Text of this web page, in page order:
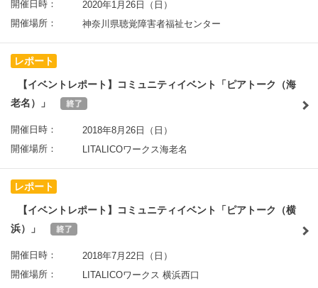
開催日時：
2020年1月26日（日）
開催場所：
神奈川県聴覚障害者福祉センター
レポート
【イベントレポート】コミュニティイベント「ピアトーク（海
老名）」
開催日時：
2018年8月26日（日）
開催場所：
LITALICOワークス海老名
レポート
【イベントレポート】コミュニティイベント「ピアトーク（横
浜）」
開催日時：
2018年7月22日（日）
開催場所：
LITALICOワークス 横浜西口